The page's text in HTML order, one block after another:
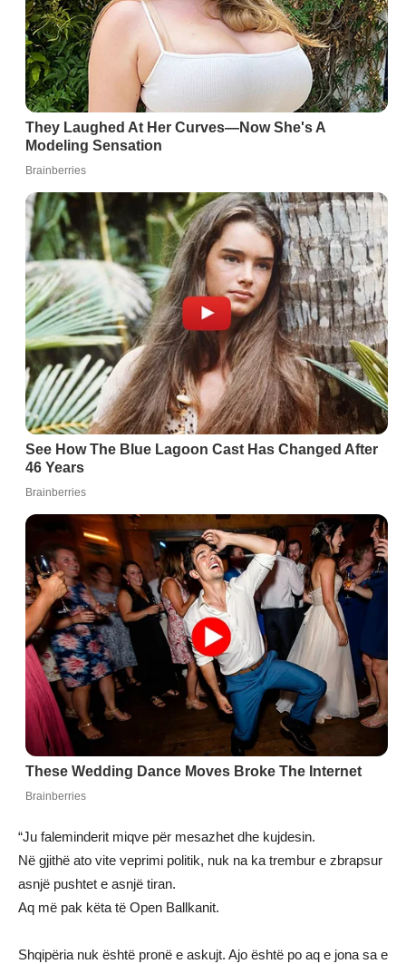
“Ju faleminderit miqve për mesazhet dhe kujdesin.
Në gjithë ato vite veprimi politik, nuk na ka trembur e zbrapsur
asnjë pushtet e asnjë tiran.
Aq më pak këta të Open Ballkanit.
Shqipëria nuk është pronë e askujt. Ajo është po aq e jona sa e